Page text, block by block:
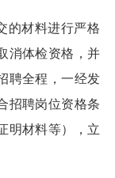
材料进行严格
消体检资格，并
聘全程，一经发
招聘岗位资格条
明材料等），立